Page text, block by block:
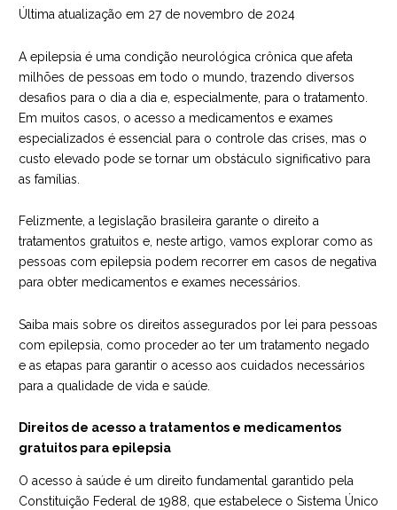
Última atualização em 27 de novembro de 2024
A epilepsia é uma condição neurológica crônica que afeta
milhões de pessoas em todo o mundo, trazendo diversos
desafios para o dia a dia e, especialmente, para o tratamento.
Em muitos casos, o acesso a medicamentos e exames
especializados é essencial para o controle das crises, mas o
custo elevado pode se tornar um obstáculo significativo para
as famílias.
Felizmente, a legislação brasileira garante o direito a
tratamentos gratuitos e, neste artigo, vamos explorar como as
pessoas com epilepsia podem recorrer em casos de negativa
para obter medicamentos e exames necessários.
Saiba mais sobre os direitos assegurados por lei para pessoas
com epilepsia, como proceder ao ter um tratamento negado
e as etapas para garantir o acesso aos cuidados necessários
para a qualidade de vida e saúde.
Direitos de acesso a tratamentos e medicamentos
gratuitos para epilepsia
O acesso à saúde é um direito fundamental garantido pela
Constituição Federal de 1988, que estabelece o Sistema Único